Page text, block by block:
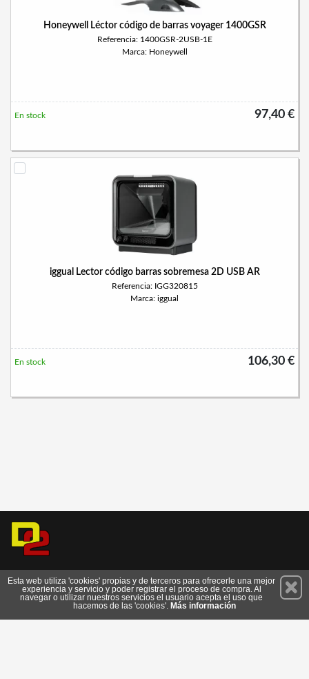
Honeywell Léctor código de barras voyager 1400GSR
Referencia: 1400GSR-2USB-1E
Marca: Honeywell
97,40 €
En stock
iggual Lector código barras sobremesa 2D USB AR
Referencia: IGG320815
Marca: iggual
106,30 €
En stock
Suscríbete
Esta web utiliza 'cookies' propias y de terceros para ofrecerle una mejor
experiencia y servicio y poder registrar el proceso de compra. Al
navegar o utilizar nuestros servicios el usuario acepta el uso que
hacemos de las 'cookies'. Más información